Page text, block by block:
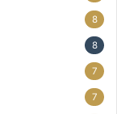
8
8
7
7